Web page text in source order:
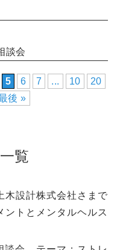
会
5 6 7 ... 10
20
後 »
覧
木設計株式会社さまで
トとメンタルヘルス